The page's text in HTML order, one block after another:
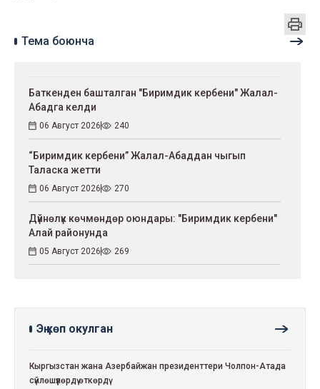
Тема боюнча
Баткенден башталган "Биримдик кербени" Жалал-
Абадга келди
06 Август 2026 240
“Биримдик кербени” Жалал-Абаддан чыгып
Таласка жетти
06 Август 2026 270
Дүйнөлүк көчмөндөр оюндары: "Биримдик кербени"
Алай районунда
05 Август 2026 269
Эң көп окулган
Кыргызстан жана Азербайжан президенттери Чолпон-Атада
сүйлөшүүлөрдү өткөрдү